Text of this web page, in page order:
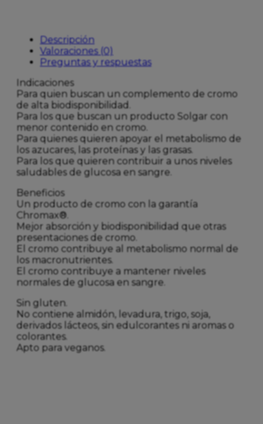
Descripción
Valoraciones (0)
Preguntas y respuestas
Indicaciones
Para quien buscan un complemento de cromo
de alta biodisponibilidad.
Para los que buscan un producto Solgar con
menor contenido en cromo.
Para quienes quieren apoyar el metabolismo de
los azucares, las proteínas y las grasas.
Para los que quieren contribuir a unos niveles
saludables de glucosa en sangre.
Beneficios
Un producto de cromo con la garantía
Chromax®.
Mejor absorción y biodisponibilidad que otras
presentaciones de cromo.
El cromo contribuye al metabolismo normal de
los macronutrientes.
El cromo contribuye a mantener niveles
normales de glucosa en sangre.
Sin gluten.
No contiene almidón, levadura, trigo, soja,
derivados lácteos, sin edulcorantes ni aromas o
colorantes.
Apto para veganos.